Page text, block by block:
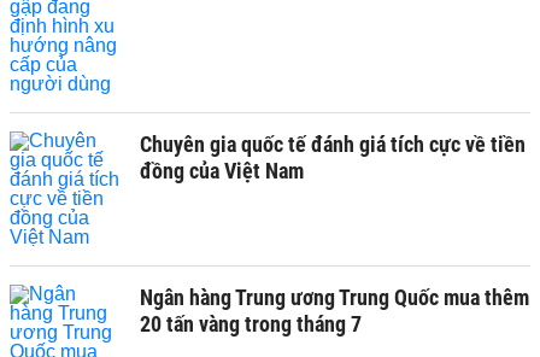
Chuyên gia quốc tế đánh giá tích cực về tiền
đồng của Việt Nam
Ngân hàng Trung ương Trung Quốc mua thêm
20 tấn vàng trong tháng 7